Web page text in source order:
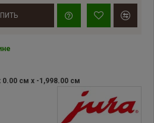
0.00 см x -1,998.00 см